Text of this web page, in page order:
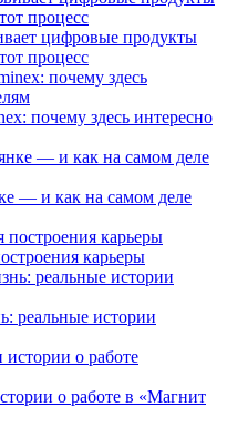
цифровые продукты
процесс
почему здесь интересно
— и как на самом деле
карьеры
реальные истории
о работе в «Магнит